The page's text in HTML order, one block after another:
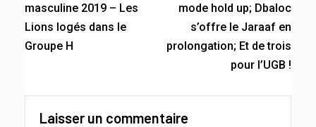
masculine 2019 – Les
Lions logés dans le
Groupe H
mode hold up; Dbaloc
s’offre le Jaraaf en
prolongation; Et de trois
pour l’UGB !
Laisser un commentaire